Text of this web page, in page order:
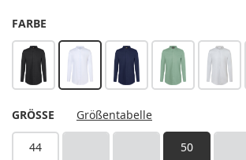
FARBE
schwarz weiß stahlblau pastellgrün
GRÖSSE AUSWÄHLEN
Größentabelle
44 50